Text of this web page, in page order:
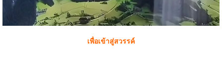
เพื่อเข้าสู่สวรรค์